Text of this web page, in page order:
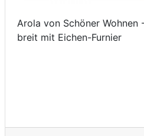
Arola von Schöner Wohnen
breit mit Eichen-Furnier